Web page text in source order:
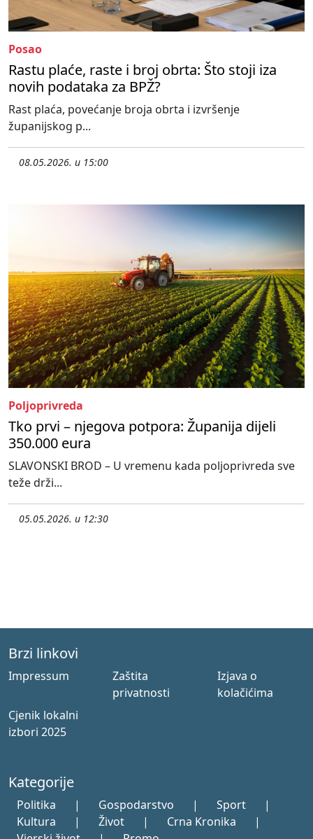
Posao
Rastu plaće, raste i broj obrta: Što stoji iza
novih podataka za BPŽ?
Rast plaća, povećanje broja obrta i izvršenje
županijskog p...
08.05.2026. u 15:00
Poljoprivreda
Tko prvi – njegova potpora: Županija dijeli
350.000 eura
SLAVONSKI BROD – U vremenu kada poljoprivreda sve
teže drži...
05.05.2026. u 12:30
Brzi linkovi
Impressum
Zaštita
privatnosti
Izjava o
kolačićima
Cjenik lokalni
izbori 2025
Kategorije
Politika | Gospodarstvo | Sport
|
Kultura
| Život | Crna Kronika
|